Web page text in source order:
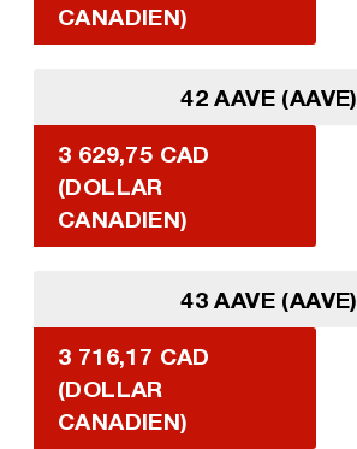
CANADIEN)
42 AAVE (AAVE)
3 629,75 CAD
(DOLLAR
CANADIEN)
43 AAVE (AAVE)
3 716,17 CAD
(DOLLAR
CANADIEN)